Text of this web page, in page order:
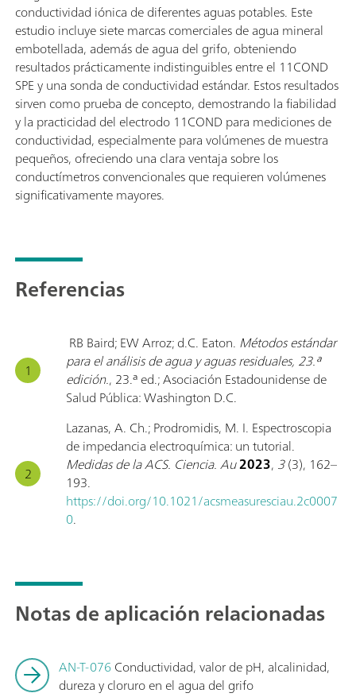
conductividad iónica de diferentes aguas potables. Este
estudio incluye siete marcas comerciales de agua mineral
embotellada, además de agua del grifo, obteniendo
resultados prácticamente indistinguibles entre el 11COND
SPE y una sonda de conductividad estándar. Estos resultados
sirven como prueba de concepto, demostrando la fiabilidad
y la practicidad del electrodo 11COND para mediciones de
conductividad, especialmente para volúmenes de muestra
pequeños, ofreciendo una clara ventaja sobre los
conductímetros convencionales que requieren volúmenes
significativamente mayores.
Referencias
RB Baird; EW Arroz; d.C. Eaton. Métodos estándar
para el análisis de agua y aguas residuales, 23.ª
edición., 23.ª ed.; Asociación Estadounidense de
Salud Pública: Washington D.C.
Lazanas, A. Ch.; Prodromidis, M. I. Espectroscopia
de impedancia electroquímica: un tutorial.
Medidas de la ACS. Ciencia. Au2023, 3(3), 162–
193.
https://doi.org/10.1021/acsmeasuresciau.2c0007
0.
Notas de aplicación relacionadas
AN-T-076Conductividad, valor de pH, alcalinidad,
dureza y cloruro en el agua del grifo